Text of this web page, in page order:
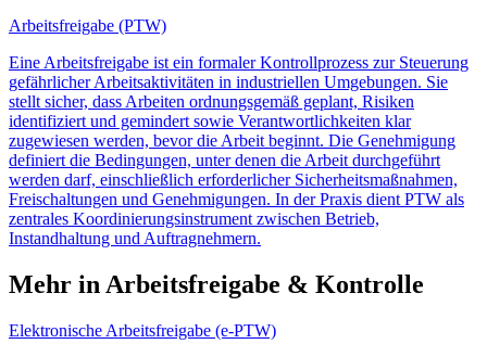
Arbeitsfreigabe (PTW)
Eine Arbeitsfreigabe ist ein formaler Kontrollprozess zur Steuerung
gefährlicher Arbeitsaktivitäten in industriellen Umgebungen. Sie
stellt sicher, dass Arbeiten ordnungsgemäß geplant, Risiken
identifiziert und gemindert sowie Verantwortlichkeiten klar
zugewiesen werden, bevor die Arbeit beginnt. Die Genehmigung
definiert die Bedingungen, unter denen die Arbeit durchgeführt
werden darf, einschließlich erforderlicher Sicherheitsmaßnahmen,
Freischaltungen und Genehmigungen. In der Praxis dient PTW als
zentrales Koordinierungsinstrument zwischen Betrieb,
Instandhaltung und Auftragnehmern.
Mehr in Arbeitsfreigabe & Kontrolle
Elektronische Arbeitsfreigabe (e-PTW)